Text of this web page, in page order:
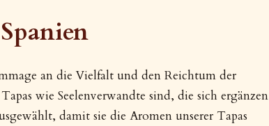
an die Vielfalt und den Reichtum der
wie Seelenverwandte sind, die sich ergänzen
damit sie die Aromen unserer Tapas